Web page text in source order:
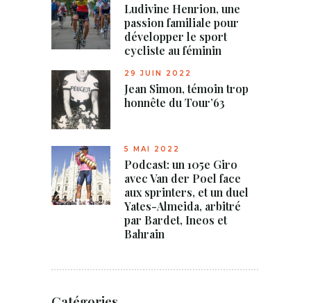
Ludivine Henrion, une
passion familiale pour
développer le sport
cycliste au féminin
29 JUIN 2022
Jean Simon, témoin trop
honnête du Tour’63
5 MAI 2022
Podcast: un 105e Giro
avec Van der Poel face
aux sprinters, et un duel
Yates-Almeida, arbitré
par Bardet, Ineos et
Bahrain